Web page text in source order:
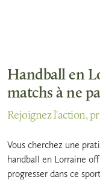
Handball en
matchs à ne
Rejoignez l'action,
Vous cherchez une
handball en Lorraine
progresser dans ce